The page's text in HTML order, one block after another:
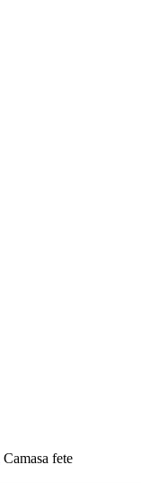
Camasa fete